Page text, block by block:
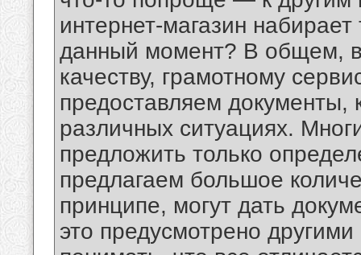
интернет-магазин
данный момент? В общем,
качеству, грамотному
предоставляем
различных ситуациях.
предложить только
предлагаем большое
принципе, могут дать
это предусмотрено